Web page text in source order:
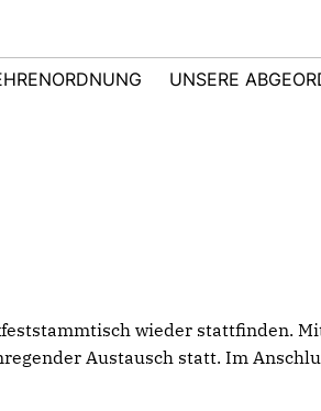
UNSERE
wieder stattfinden.
Austausch statt. Im